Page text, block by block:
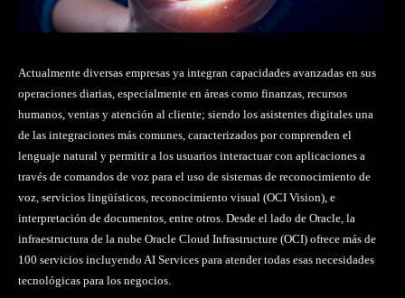
Actualmente diversas empresas ya integran capacidades avanzadas en sus
operaciones diarias, especialmente en áreas como finanzas, recursos
humanos, ventas y atención al cliente; siendo los asistentes digitales una
de las integraciones más comunes, caracterizados por comprenden el
lenguaje natural y permitir a los usuarios interactuar con aplicaciones a
través de comandos de voz para el uso de sistemas de reconocimiento de
voz, servicios lingüísticos, reconocimiento visual (OCI Vision), e
interpretación de documentos, entre otros. Desde el lado de Oracle, la
infraestructura de la nube Oracle Cloud Infrastructure (OCI) ofrece más de
100 servicios incluyendo AI Services para atender todas esas necesidades
tecnológicas para los negocios.